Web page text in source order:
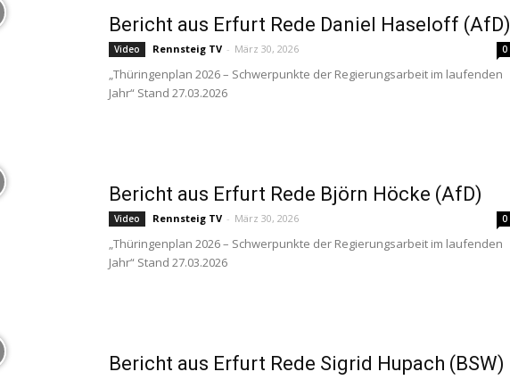
Bericht aus Erfurt Rede Daniel Haseloff (AfD)
Video Rennsteig TV - März 30, 2026 0
„Thüringenplan 2026 – Schwerpunkte der Regierungsarbeit im laufenden
Jahr“ Stand 27.03.2026
Bericht aus Erfurt Rede Björn Höcke (AfD)
Video Rennsteig TV - März 30, 2026 0
„Thüringenplan 2026 – Schwerpunkte der Regierungsarbeit im laufenden
Jahr“ Stand 27.03.2026
Bericht aus Erfurt Rede Sigrid Hupach (BSW)